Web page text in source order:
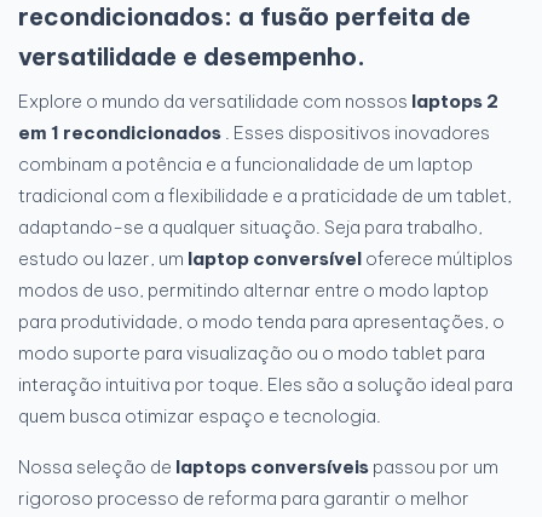
recondicionados: a fusão perfeita de
versatilidade e desempenho.
Explore o mundo da versatilidade com nossos laptops 2
em 1 recondicionados . Esses dispositivos inovadores
combinam a potência e a funcionalidade de um laptop
tradicional com a flexibilidade e a praticidade de um tablet,
adaptando-se a qualquer situação. Seja para trabalho,
estudo ou lazer, um laptop conversível oferece múltiplos
modos de uso, permitindo alternar entre o modo laptop
para produtividade, o modo tenda para apresentações, o
modo suporte para visualização ou o modo tablet para
interação intuitiva por toque. Eles são a solução ideal para
quem busca otimizar espaço e tecnologia.
Nossa seleção de laptops conversíveis passou por um
rigoroso processo de reforma para garantir o melhor